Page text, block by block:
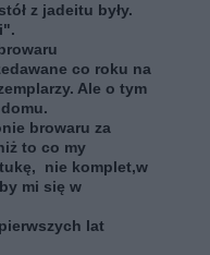
z jadeitu były.
co roku na
Ale o tym
browaru za
to co my
nie komplet,w
mi się w
lat